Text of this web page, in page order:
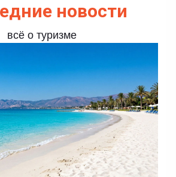
новости
всё о туризме